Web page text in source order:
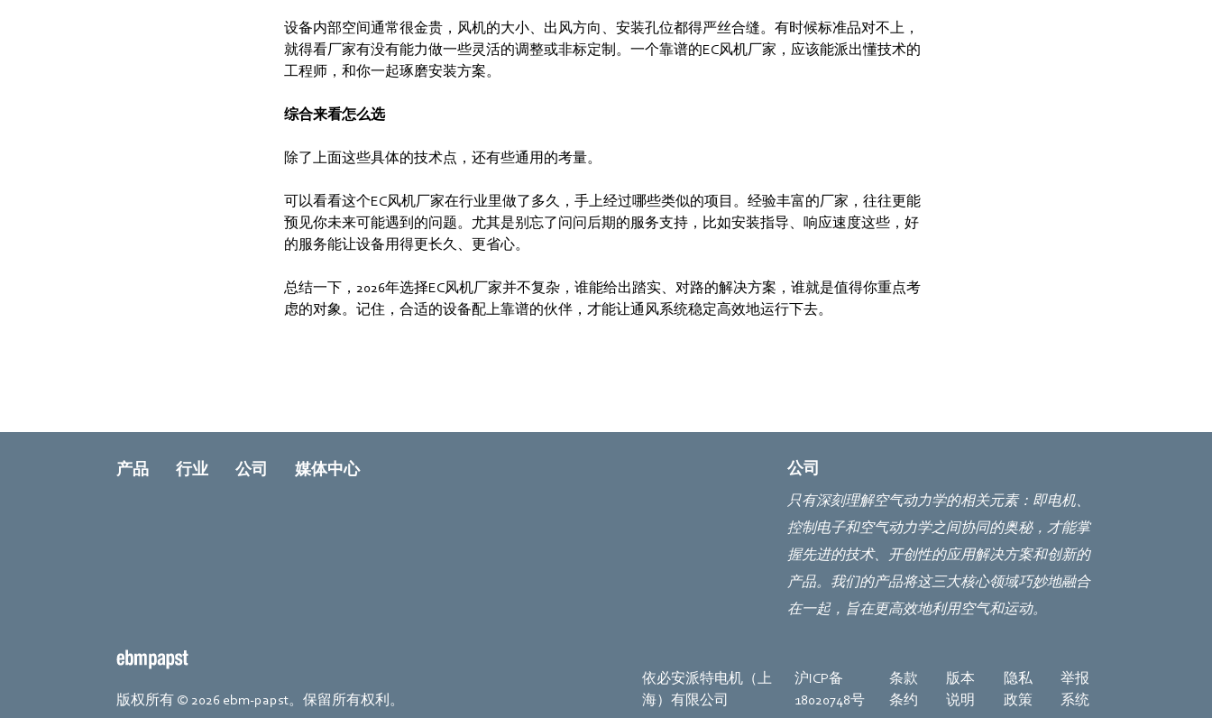
设备内部空间通常很金贵，风机的大小、出风方向、安装孔位都得严丝合缝。有时候标准品对不上，
就得看厂家有没有能力做一些灵活的调整或非标定制。一个靠谱的EC风机厂家，应该能派出懂技术的
工程师，和你一起琢磨安装方案。
综合来看怎么选
除了上面这些具体的技术点，还有些通用的考量。
可以看看这个EC风机厂家在行业里做了多久，手上经过哪些类似的项目。经验丰富的厂家，往往更能
预见你未来可能遇到的问题。尤其是别忘了问问后期的服务支持，比如安装指导、响应速度这些，好
的服务能让设备用得更长久、更省心。
总结一下，2026年选择EC风机厂家并不复杂，谁能给出踏实、对路的解决方案，谁就是值得你重点考
虑的对象。记住，合适的设备配上靠谱的伙伴，才能让通风系统稳定高效地运行下去。
产品 行业 公司 媒体中心 公司
只有深刻理解空气动力学的相关元素：即电机、
控制电子和空气动力学之间协同的奥秘，才能掌
握先进的技术、开创性的应用解决方案和创新的
产品。我们的产品将这三大核心领域巧妙地融合
在一起，旨在更高效地利用空气和运动。
依必安派特电机（上
海）有限公司
沪ICP备
18020748号
条款
条约
版本
说明
隐私
政策
举报
系统
版权所有 © 2026 ebm-papst。保留所有权利。